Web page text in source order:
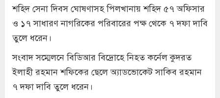
শহিদ সেনা দিবস ঘোষণাসহ পিলখানায় শহিদ ৫৭ অফিসার
ও ১৭ সাধারণ নাগরিকের পরিবারের পক্ষ থেকে ৭ দফা দাবি
তুলে ধরেন।
সংবাদ সম্মেলনে বিডিআর বিদ্রোহে নিহত কর্নেল কুদরত
ইলাহী রহমান শফিকের ছেলে অ্যাডভোকেট সাকিব রহমান
৭ দফা দাবি তুলে ধরেন।